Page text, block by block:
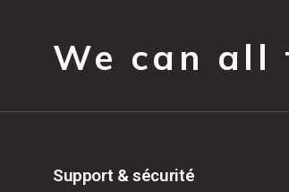
We can all
Support & sécurité